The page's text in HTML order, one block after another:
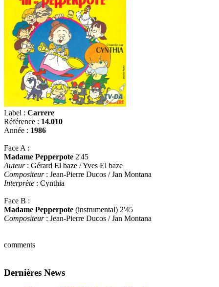
Label : Carrere
Référence : 14.010
Année : 1986
Face A :
Madame Pepperpote 2'45
Auteur: Gérard El baze / Yves El baze
Compositeur: Jean-Pierre Ducos / Jan Montana
Interprète : Cynthia
Face B :
Madame Pepperpote (instrumental) 2'45
Compositeur: Jean-Pierre Ducos / Jan Montana
comments
Dernières News